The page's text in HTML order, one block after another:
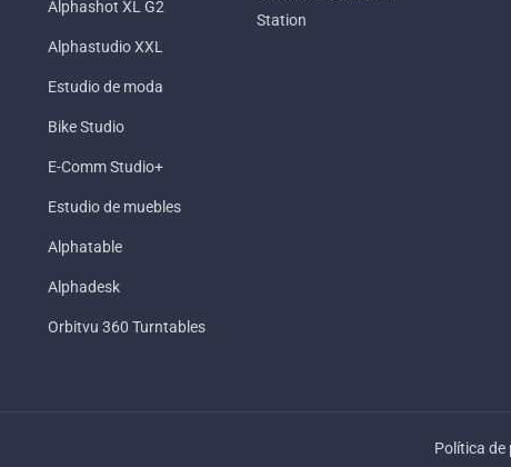
Alphashot XL G2
Alphastudio XXL
Estudio de moda
Bike Studio
E-Comm Studio+
Estudio de muebles
Alphatable
Alphadesk
Orbitvu 360 Turntables
Station
Política de